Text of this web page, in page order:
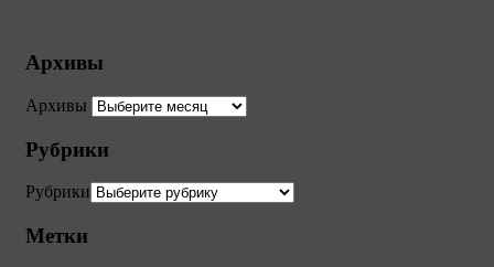
Архивы
Архивы
Рубрики
Рубрики
Метки